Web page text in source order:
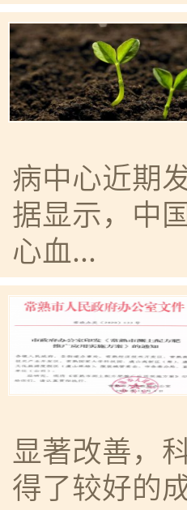
病中心近期
据显示，中
心血...
显著改善，
得了较好的